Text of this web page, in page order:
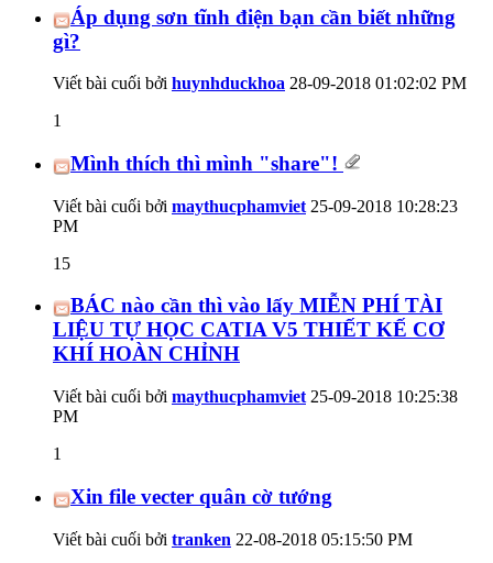
Áp dụng sơn tĩnh điện bạn cần biết những
gì?
Viết bài cuối bởi huynhduckhoa 28-09-2018 01:02:02 PM
1
Mình thích thì mình "share"!
Viết bài cuối bởi maythucphamviet 25-09-2018 10:28:23
PM
15
BÁC nào cần thì vào lấy MIỄN PHÍ TÀI
LIỆU TỰ HỌC CATIA V5 THIẾT KẾ CƠ
KHÍ HOÀN CHỈNH
Viết bài cuối bởi maythucphamviet 25-09-2018 10:25:38
PM
1
Xin file vecter quân cờ tướng
Viết bài cuối bởi tranken 22-08-2018 05:15:50 PM